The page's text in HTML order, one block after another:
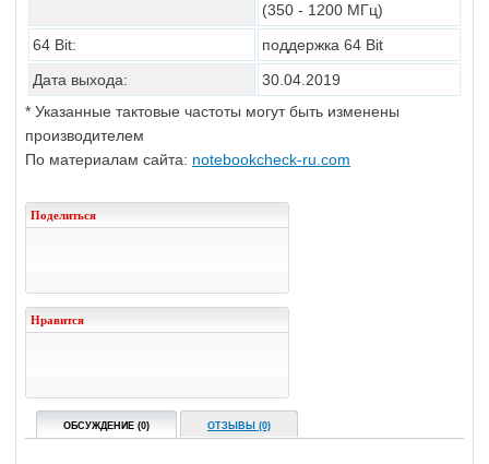
(350 - 1200 МГц)
64 Bit:
поддержка 64 Bit
Дата выхода:
30.04.2019
* Указанные тактовые частоты могут быть изменены
производителем
По материалам сайта: notebookcheck-ru.com
Поделиться
Нравится
ОБСУЖДЕНИЕ (0) ОТЗЫВЫ (0)